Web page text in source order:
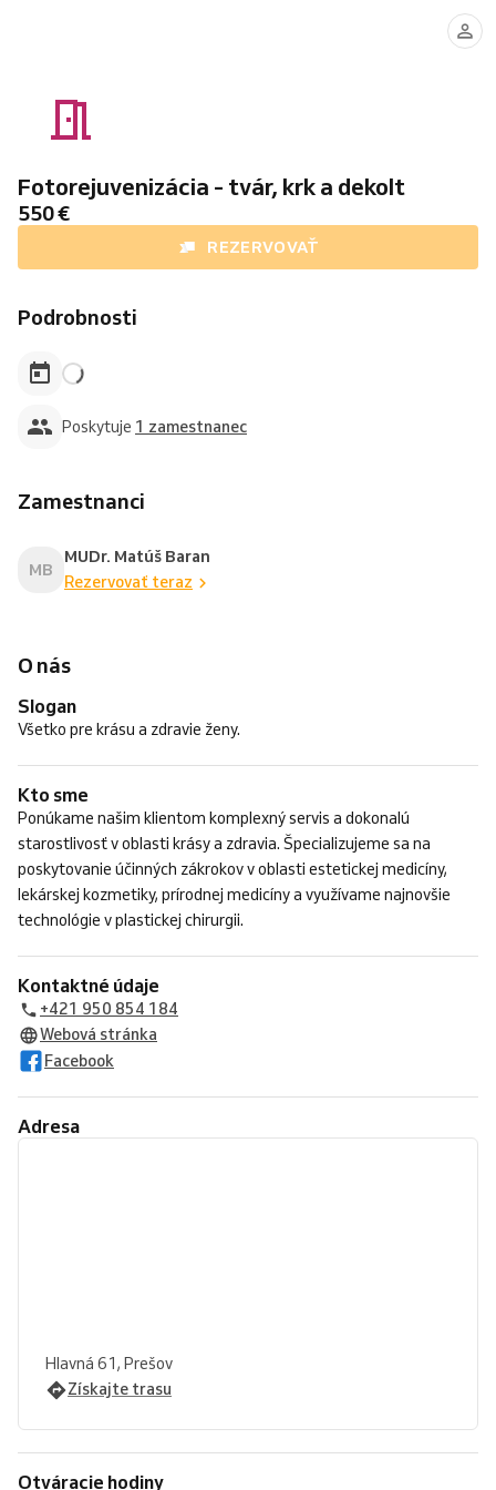
Fotorejuvenizácia - tvár, krk a dekolt
550 €
REZERVOVAŤ
Podrobnosti
Poskytuje 1 zamestnanec
Zamestnanci
MB
MUDr. Matúš Baran
Rezervovať teraz
O nás
Slogan
Všetko pre krásu a zdravie ženy.
Kto sme
Ponúkame našim klientom komplexný servis a dokonalú
starostlivosť v oblasti krásy a zdravia. Špecializujeme sa na
poskytovanie účinných zákrokov v oblasti estetickej medicíny,
lekárskej kozmetiky, prírodnej medicíny a využívame najnovšie
technológie v plastickej chirurgii.
Kontaktné údaje
+421 950 854 184
Webová stránka
Facebook
Adresa
Hlavná 61, Prešov
Získajte trasu
Otváracie hodiny